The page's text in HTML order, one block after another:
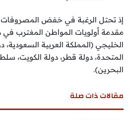
إذ تحتل الرغبة في خفض المصروفات
مقدمة أولويات المواطن المغترب
الخليجي (المملكة العربية السعودية،
المتحدة، دولة قطر، دولة الكويت،
البحرين).
مقالات ذات صلة